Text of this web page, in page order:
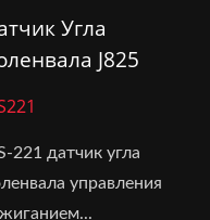
Угла
J825
221 датчик угла
управления